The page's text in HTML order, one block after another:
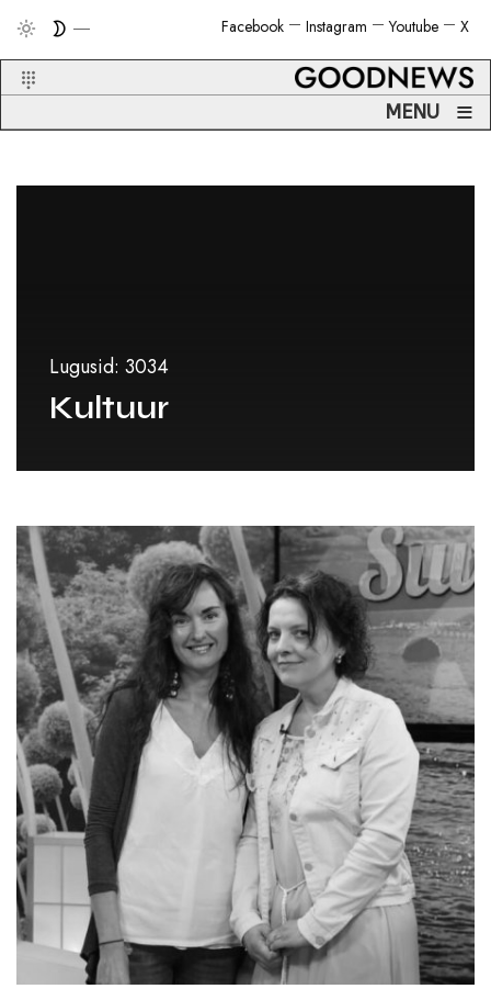
X
Youtube
Instagram
Facebook
MENU ≡
Lugusid: 3034
Kultuur